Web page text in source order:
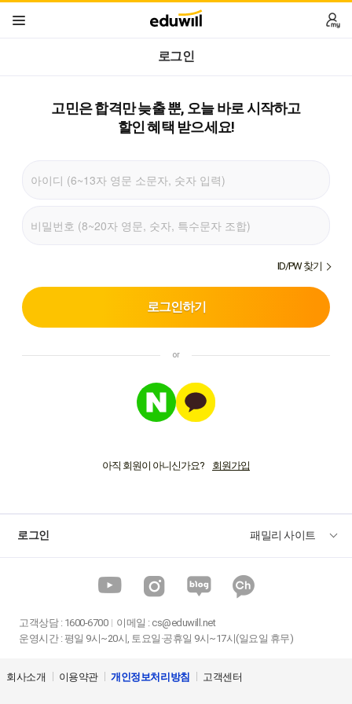
로그인
고민은 합격만 늦출 뿐, 오늘 바로 시작하고
할인 혜택 받으세요!
ID/PW 찾기
로그인하기
아직 회원이 아니신가요?
로그인 패밀리 사이트
고객상담: 1600-6700 이메일 : cs@eduwill.net
운영시간 : 평일 9시~20시, 토요일·공휴일 9시~17시(일요일 휴무)
회사소개 이용약관 개인정보처리방침 고객센터